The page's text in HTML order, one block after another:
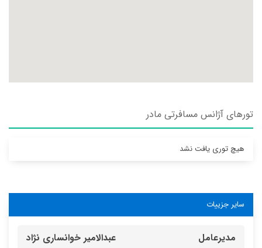
تورهای آژانس مسافرتی مادر
هیچ توری یافت نشد
سایر جزییات
مدیرعامل عبدالامیر خوانساری نژاد